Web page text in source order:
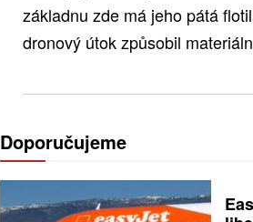
základnu zde má jeho pátá
dronový útok způsobil
Doporučujeme